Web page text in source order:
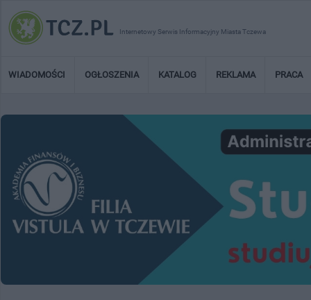
Internetowy Serwis Informacyjny Miasta Tczewa
WIADOMOŚCI OGŁOSZENIA KATALOG REKLAMA PRACA